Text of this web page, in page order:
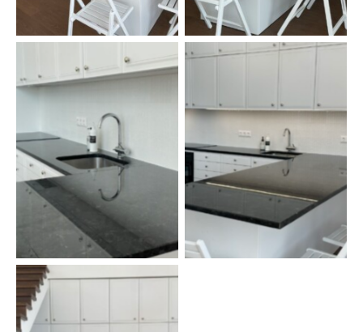
Кухонная столешница из
черного натурального
камня
Столешница+остров из
натурального камня —
лабрадорита